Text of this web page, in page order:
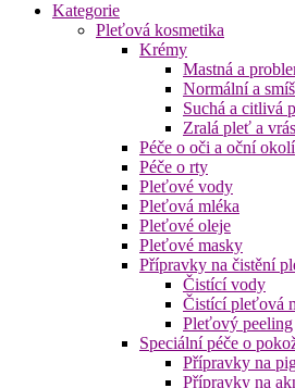
Kategorie
Pleťová kosmetika
Krémy
Mastná a
Normální a
Suchá a citlivá
Zralá pleť a
Péče o oči a oční okolí
Péče o rty
Pleťové vody
Pleťová mléka
Pleťové oleje
Pleťové masky
Přípravky na čistění
Čistící vody
Čistící pleťová
Pleťový peeling
Speciální péče o
Přípravky na
Přípravky na